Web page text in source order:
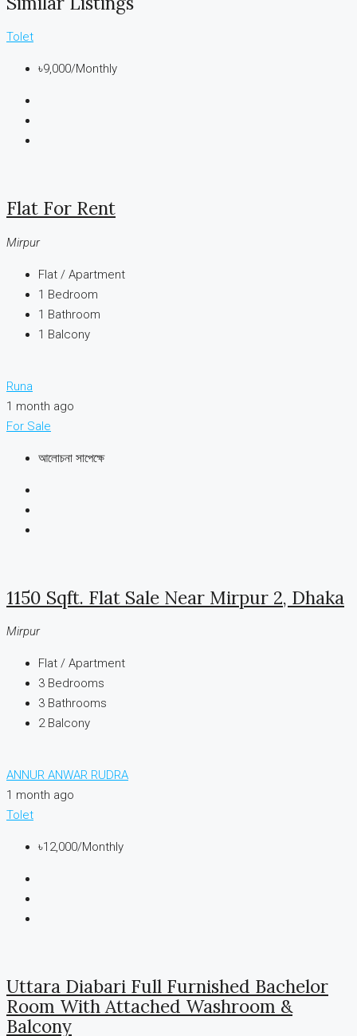
Tolet
৳9,000/Monthly
Flat For Rent
Mirpur
Flat / Apartment
1 Bedroom
1 Bathroom
1 Balcony
Runa
1 month ago
For Sale
আলোচনা সাপেক্ষে
1150 Sqft. Flat Sale Near Mirpur 2, Dhaka
Mirpur
Flat / Apartment
3 Bedrooms
3 Bathrooms
2 Balcony
ANNUR ANWAR RUDRA
1 month ago
Tolet
৳12,000/Monthly
Uttara Diabari Full Furnished Bachelor
Room With Attached Washroom &
Balcony